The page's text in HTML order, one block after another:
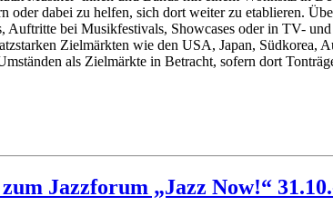
oder dabei zu helfen, sich dort weiter zu etablieren.
bei Musikfestivals, Showcases oder in TV-
Zielmärkten wie den USA, Japan,
als Zielmärkte in Betracht, sofern dort
Jazzforum „Jazz Now!“